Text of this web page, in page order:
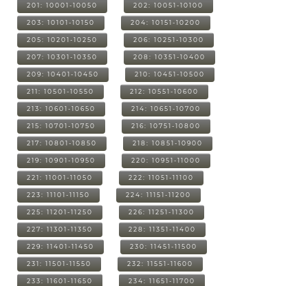
201: 10001-10050 202: 10051-10100
203: 10101-10150 204: 10151-10200
205: 10201-10250 206: 10251-10300
207: 10301-10350 208: 10351-10400
209: 10401-10450 210: 10451-10500
211: 10501-10550 212: 10551-10600
213: 10601-10650 214: 10651-10700
215: 10701-10750 216: 10751-10800
217: 10801-10850 218: 10851-10900
219: 10901-10950 220: 10951-11000
221: 11001-11050 222: 11051-11100
223: 11101-11150 224: 11151-11200
225: 11201-11250 226: 11251-11300
227: 11301-11350 228: 11351-11400
229: 11401-11450 230: 11451-11500
231: 11501-11550 232: 11551-11600
233: 11601-11650 234: 11651-11700